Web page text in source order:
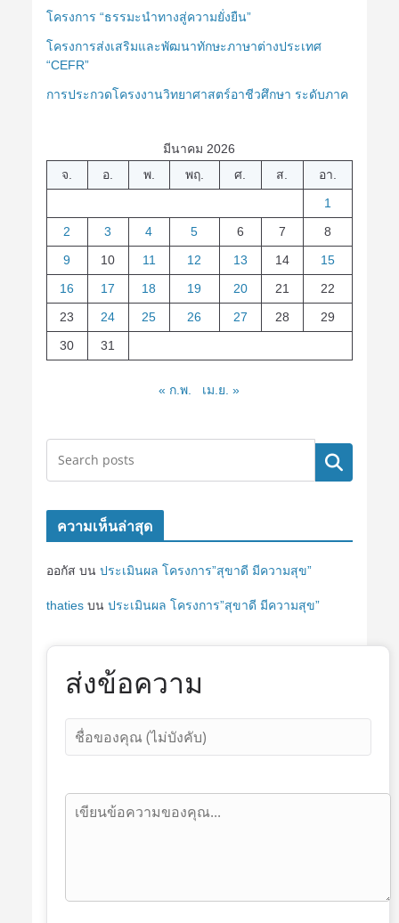
โครงการ “ธรรมะนำทางสู่ความยั่งยืน”
โครงการส่งเสริมและพัฒนาทักษะภาษาต่างประเทศ
“CEFR”
การประกวดโครงงานวิทยาศาสตร์อาชีวศึกษา ระดับภาค
มีนาคม 2026
จ.
อ. พ. พฤ. ศ. ส.
อา.
1
2
3 4 5 6 7
8
9
10 11 12 13 14
15
16
17 18 19 20 21
22
23
24 25 26 27 28
29
30
31
« ก.พ. เม.ย. »
ค้นหา
ความเห็นล่าสุด
ออกัส บน ประเมินผล โครงการ”สุขาดี มีความสุข”
thatiesบน ประเมินผล โครงการ”สุขาดี มีความสุข”
ส่งข้อความ